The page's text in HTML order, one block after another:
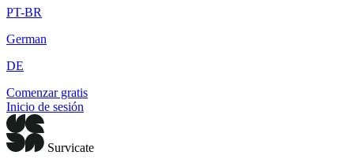
PT-BR
German
DE
Comenzar gratis
Inicio de sesión
Survicate